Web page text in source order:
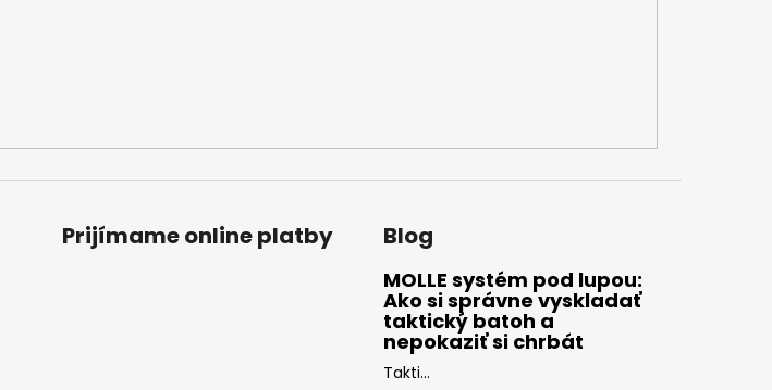
Prijímame online platby Blog
MOLLE systém pod lupou:
Ako si správne vyskladať
taktický batoh a
nepokaziť si chrbát
Takti...